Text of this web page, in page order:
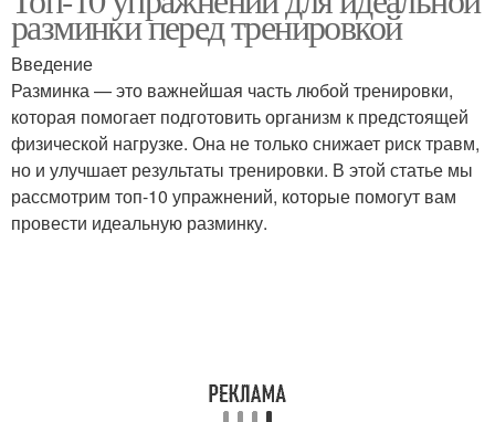
разминки перед тренировкой
Введение
Разминка — это важнейшая часть любой тренировки,
которая помогает подготовить организм к предстоящей
физической нагрузке. Она не только снижает риск травм,
но и улучшает результаты тренировки. В этой статье мы
рассмотрим топ-10 упражнений, которые помогут вам
провести идеальную разминку.